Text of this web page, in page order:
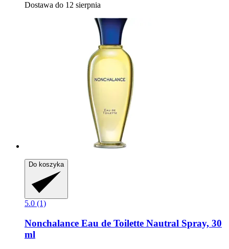
Dostawa do 12 sierpnia
Do koszyka
5.0 (1)
Nonchalance Eau de Toilette Nautral Spray, 30
ml